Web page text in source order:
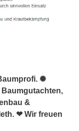
✺
Baumgutachten,
&
❤ Wir freuen